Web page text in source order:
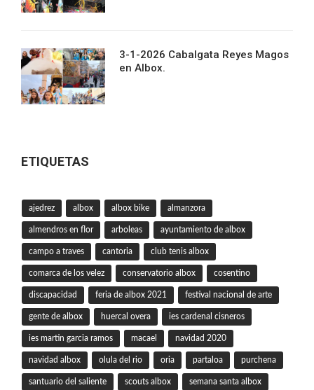
3-1-2026 Cabalgata Reyes Magos
en Albox.
ETIQUETAS
ajedrez albox albox bike almanzora
almendros en flor arboleas ayuntamiento de albox
campo a traves cantoria club tenis albox
comarca de los velez conservatorio albox cosentino
discapacidad feria de albox 2021 festival nacional de arte
gente de albox huercal overa ies cardenal cisneros
ies martin garcia ramos macael navidad 2020
navidad albox olula del rio oria partaloa purchena
santuario del saliente scouts albox semana santa albox